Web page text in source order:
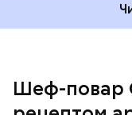
Шеф-повар
— Этот вариант
поэтому люди,